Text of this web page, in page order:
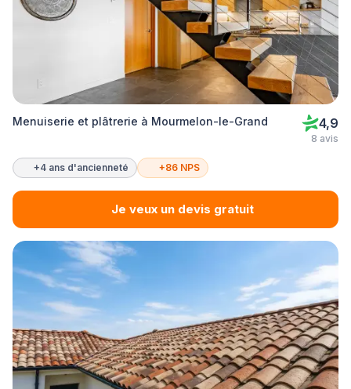
Menuiserie et plâtrerie à Mourmelon-le-Grand 4,9
8 avis
+4 ans d'ancienneté +86 NPS
Je veux un devis gratuit